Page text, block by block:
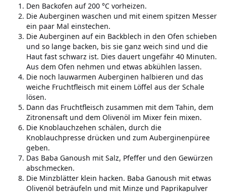
Den Backofen auf 200 °C vorheizen.
Die Auberginen waschen und mit einem spitzen Messer
ein paar Mal einstechen.
Die Auberginen auf ein Backblech in den Ofen schieben
und so lange backen, bis sie ganz weich sind und die
Haut fast schwarz ist. Dies dauert ungefähr 40 Minuten.
Aus dem Ofen nehmen und etwas abkühlen lassen.
Die noch lauwarmen Auberginen halbieren und das
weiche Fruchtfleisch mit einem Löffel aus der Schale
lösen.
Dann das Fruchtfleisch zusammen mit dem Tahin, dem
Zitronensaft und dem Olivenöl im Mixer fein mixen.
Die Knoblauchzehen schälen, durch die
Knoblauchpresse drücken und zum Auberginenpüree
geben.
Das Baba Ganoush mit Salz, Pfeffer und den Gewürzen
abschmecken.
Die Minzblätter klein hacken. Baba Ganoush mit etwas
Olivenöl beträufeln und mit Minze und Paprikapulver